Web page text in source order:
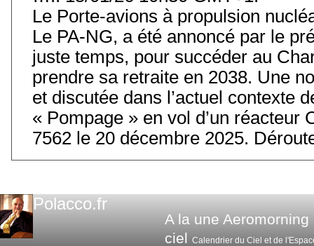
Le Porte-avions à propulsion
Le PA-NG, a été annoncé par le
juste temps, pour succéder au
prendre sa retraite en 2038. Une
et discutée dans l’actuel contexte
« Pompage » en vol d’un réacteur
7562 le 20 décembre 2025.
Polacco.fr
A la une Aeromorning
ciel Calendrier du Ciel et de